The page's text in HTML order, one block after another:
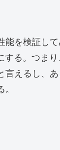
を検証し
る。つま
えるし、